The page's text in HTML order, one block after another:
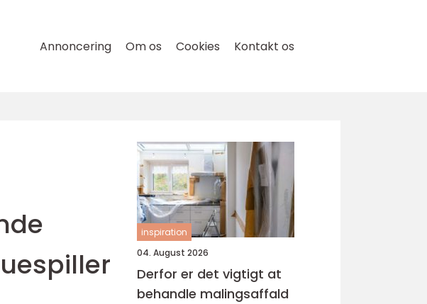
Annoncering Om os Cookies Kontakt os
inspiration
04. August 2026
Derfor er det vigtigt at
behandle malingsaffald